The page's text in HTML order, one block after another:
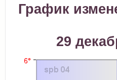
График
29